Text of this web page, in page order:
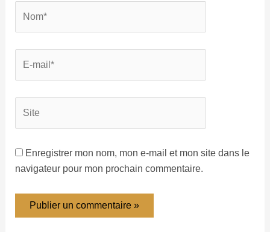
Enregistrer mon nom, mon e-mail et mon site dans le
navigateur pour mon prochain commentaire.